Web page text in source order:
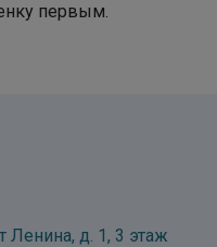
первым.
Ленина, д. 1, 3 этаж